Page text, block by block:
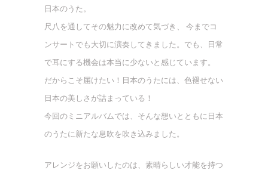
日本のうた。
尺八を通してその魅力に改めて気づき、 今までコ
ンサートでも大切に演奏してきました。でも、日常
で耳にする機会は本当に少ないと感じています。
だからこそ届けたい！日本のうたには、色褪せない
日本の美しさが詰まっている！
今回のミニアルバムでは、そんな想いとともに日本
のうたに新たな息吹を吹き込みました。
アレンジをお願いしたのは、素晴らしい才能を持つ